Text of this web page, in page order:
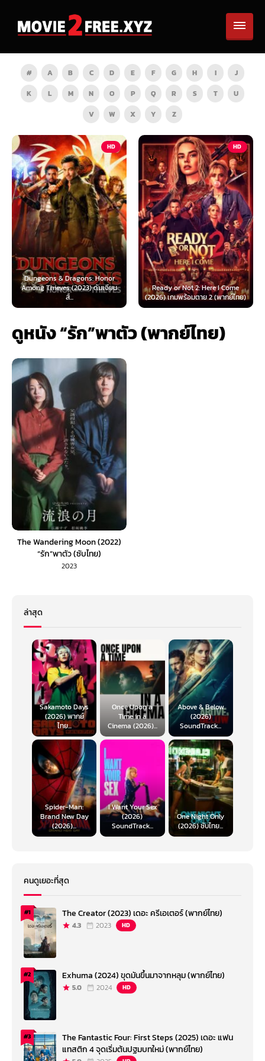
# A B C D E F G H I
J
K
L M N O P Q R S T
U
V
W X Y Z
HD
Dragons: Honor
(2023) ดันเจียน
HD
Ready or Not 2: Here I Come
(2026) เกมพร้อมตาย 2 (พากย์ไทย)
Now You See
(2025) อาช
ดูหนัง “รัก”พาตัว (พากย์ไทย)
The Wandering Moon (2022)
“รัก”พาตัว (ซับไทย)
2023
ล่าสุด
Sakamoto Days
(2026) พากย์
ไทย...
Once Upon a
Time in a
Cinema (2026)...
Above & Below
(2026)
SoundTrack...
Spider-Man:
Brand New Day
(2026)...
I Want Your Sex
(2026)
SoundTrack...
One Night Only
(2026) ซับไทย...
คนดูเยอะที่สุด
#1 The Creator (2023) เดอะ ครีเอเตอร์ (พากย์ไทย)
4.3 2023 HD
#2 Exhuma (2024) ขุดมันขึ้นมาจากหลุม (พากย์ไทย)
5.0 2024 HD
#3
The Fantastic Four: First Steps (2025) เดอะ แฟน
แทสติก 4 จุดเริ่มต้นปฐมบทใหม่ (พากย์ไทย)